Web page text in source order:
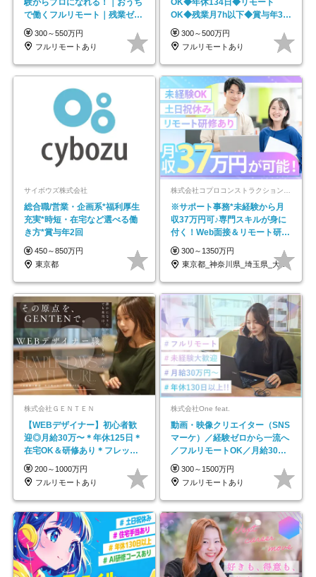
で働くフルリモート｜残業ゼロ
で18時退勤◎
300～550万円
フルリモートあり
OK◆残業月7h以下◆賞与年3回
◆5年目まで必ず昇給
300～500万円
フルリモートあり
サイボウズ株式会社
総合職/営業・企画系*福利厚生
充実*時短・在宅など選べる働
き方*賞与年2回
450～850万円
東京都
※サポート事務*未経験から月
収37万円可♪専門スキルが身に
付く！Web面接＆リモート研修
も充実♪/a
300～1350万円
東京都_神奈川県_埼玉県_大阪府_愛知県…
株式会社ＧＥＮＴＥＮ
【WEBデザイナー】初⼼者歓
迎◎⽉給30万〜＊年休125⽇＊
在宅OK＆研修あり＊フレック
ス
200～1000万円
フルリモートあり
株式会社One feat.
動画・映像クリエイター（SNS
マーケ）／経験ゼロから一流へ
／フルリモートOK／月給30万
円～／年休130日以上
300～1500万円
フルリモートあり